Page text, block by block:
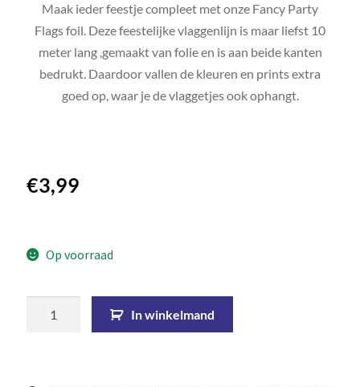
Maak ieder feestje compleet met onze Fancy Party
Flags foil. Deze feestelijke vlaggenlijn is maar liefst 10
meter lang ,gemaakt van folie en is aan beide kanten
bedrukt. Daardoor vallen de kleuren en prints extra
goed op, waar je de vlaggetjes ook ophangt.
€3,99
Op voorraad
In winkelmand